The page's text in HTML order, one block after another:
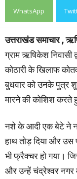
WhatsApp
उत्तराखंड समाचार ,
ग्राम ऋषिकेश निवासी
कोठारी के खिलाफ
बुधवार को उनके पुत्र
मारने की कोशिश करते
नशे के आदी एक बेटे ने
हाथ तोड़ दिया और उस
भी फ्रैक्चर हो गया।
और उन्हें चंद्रेश्वर नगर